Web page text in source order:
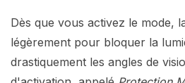
Dès que vous activez le mode,
légèrement pour bloquer la
drastiquement les angles de